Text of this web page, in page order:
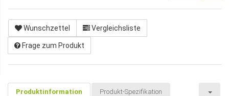
Wunschzettel Vergleichsliste
Frage zum Produkt
Produktinformation Produkt-Spezifikation